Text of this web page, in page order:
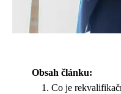
Obsah článku:
Co je